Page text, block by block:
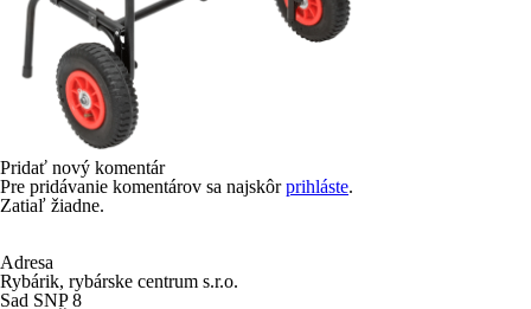
Pridať nový komentár
Pre pridávanie komentárov sa najskôrprihláste.
Zatiaľ žiadne.
Adresa
Rybárik, rybárske centrum s.r.o.
Sad SNP 8